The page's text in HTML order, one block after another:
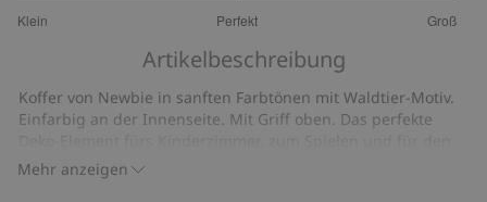
Klein Perfekt Groß
von
5
Bewertungen
Artikelbeschreibung
Mehr anzeigen
Koffer von Newbie in sanften Farbtönen mit Waldtier-Motiv.
Einfarbig an der Innenseite. Mit Griff oben. Das perfekte
Alltag.
Breite 34 cm